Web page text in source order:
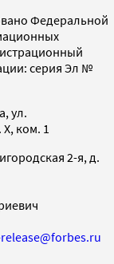
Федеральной
серия Эл №
ул.
ком. 1
2-я, д.